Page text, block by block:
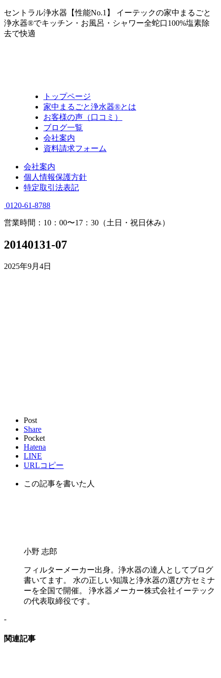
セントラル浄水器【性能No.1】 イーテックの家中まるごと
浄水器®でキッチン・お風呂・シャワー全蛇口100%塩素除
去で快適
トップページ
家中まるごと浄水器®とは
お客様の声（口コミ）
ブログ一覧
会社案内
資料請求フォーム
会社案内
個人情報保護方針
特定取引法表記
0120-61-8788
営業時間：10：00〜17：30（土日・祝日休み）
20140131-07
2025年9月4日
Post
Share
Pocket
Hatena
LINE
URLコピー
この記事を書いた人
小野 志郎
フィルターメーカー出身。浄水器の達人としてブログ
書いてます。 水の正しい知識と浄水器の選び方セミナ
ーを全国で開催。 浄水器メーカー株式会社イーテック
の代表取締役です。
-
関連記事